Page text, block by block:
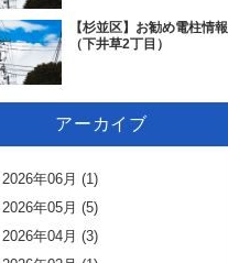
【杉並区】お勧め電柱情報
（下井草2丁目）
アーカイブ
2026年06月 (1)
2026年05月 (5)
2026年04月 (3)